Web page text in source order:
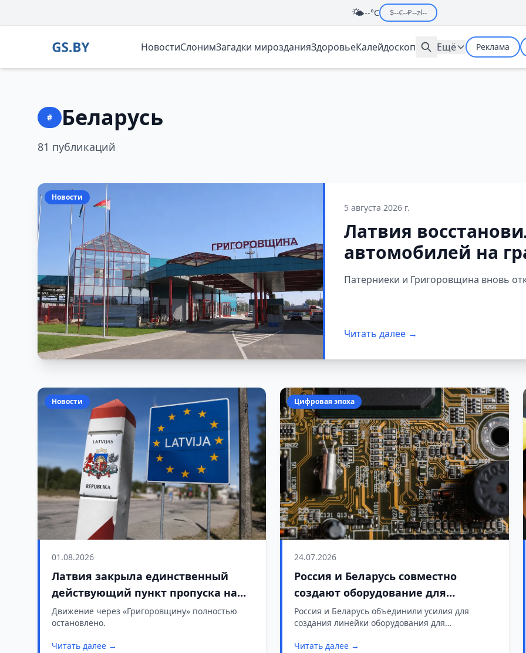
🌤️--°C $--€--₽--zł--
НовостиСлонимЗагадки мирозданияЗдоровьеКалейдоскоп Ещё Реклама
# Беларусь
81 публикаций
Новости
5 августа 2026 г.
Латвия
автомобилей на
Патерниеки и Григоровщина вновь
Читать далее →
Новости
01.08.2026
Латвия закрыла единственный
действующий пункт пропуска на
границе с Беларусью
Движение через «Григоровщину» полностью
остановлено.
Читать далее →
Цифровая эпоха
24.07.2026
Россия и Беларусь совместно
создают оборудование для
производства чипов
Россия и Беларусь объединили усилия для
создания линейки оборудования для
В кооперации с белорусским ОАО «Планар»
Читать далее →